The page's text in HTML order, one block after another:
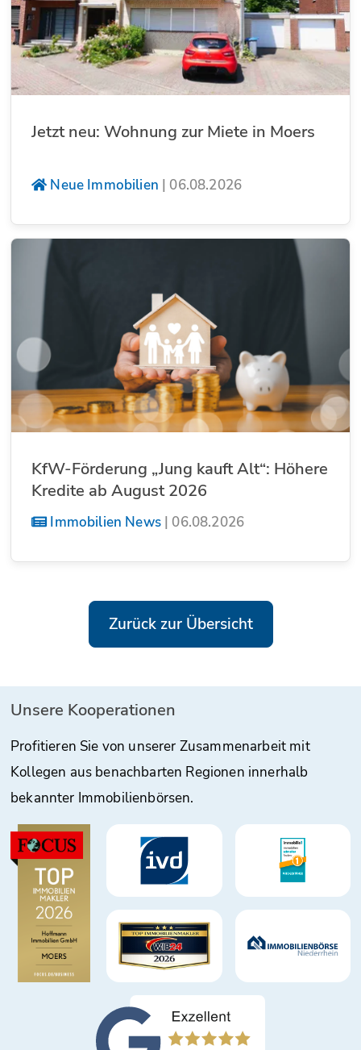
Jetzt neu: Wohnung zur Miete in Moers
Neue Immobilien | 06.08.2026
KfW-Förderung „Jung kauft Alt“: Höhere
Kredite ab August 2026
Immobilien News| 06.08.2026
Zurück zur Übersicht
Unsere Kooperationen
Profitieren Sie von unserer Zusammenarbeit mit
Kollegen aus benachbarten Regionen innerhalb
bekannter Immobilienbörsen.